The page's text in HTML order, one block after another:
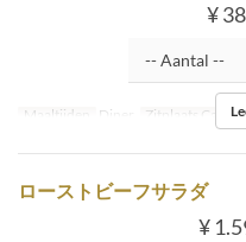
¥
Maaltijden Diner Zitplaats
ローストビーフサラダ
¥